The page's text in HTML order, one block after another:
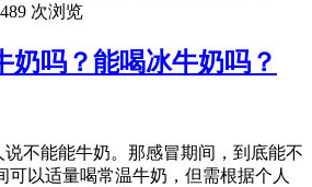
489 次浏览
奶吗？能喝冰牛奶吗？
不能能牛奶。那感冒期间，到底能不
可以适量喝常温牛奶，但需根据个人